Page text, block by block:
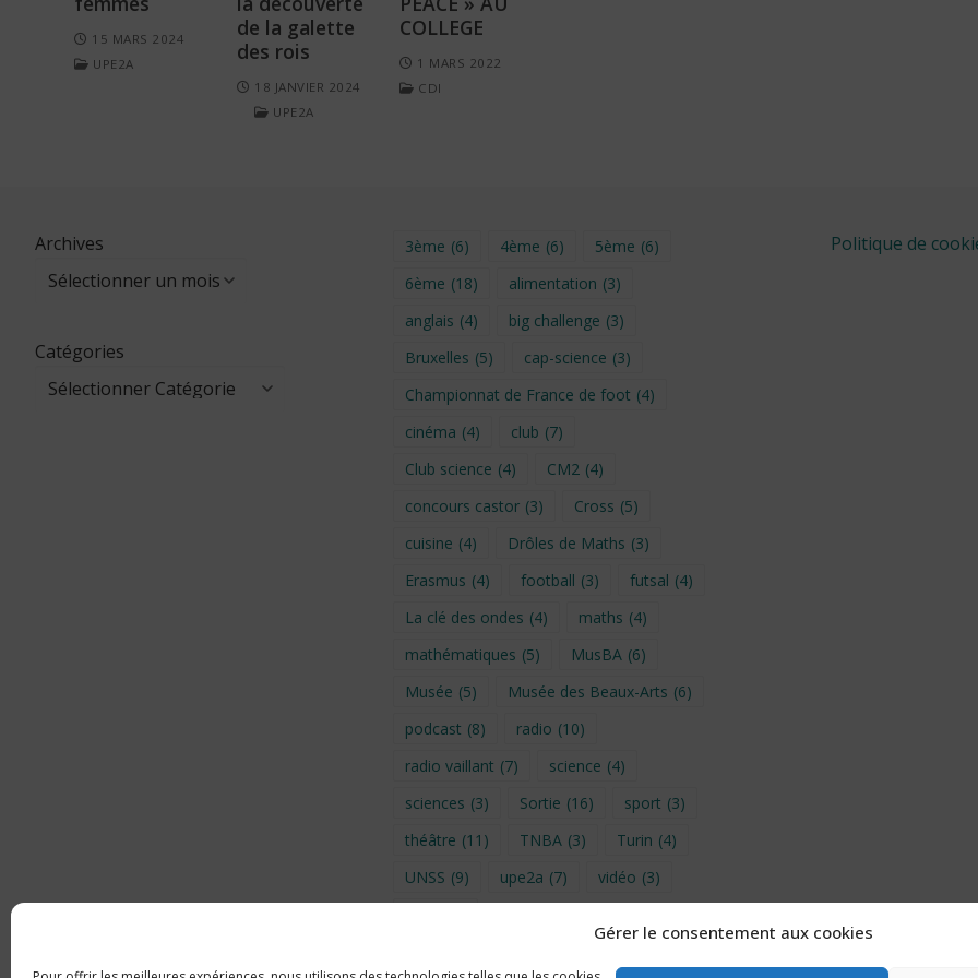
Gérer le consentement aux cookies
15 MARS 2024
UPE2A
de la galette
des rois
18 JANVIER 2024
UPE2A
COLLEGE
1 MARS 2022
CDI
Archives
Catégories
3ème (6) 4ème (6) 5ème (6)
6ème (18) alimentation (3)
anglais (4) big challenge (3)
Bruxelles (5) cap-science (3)
Championnat de France de foot (4)
cinéma (4) club (7)
Club science (4) CM2 (4)
concours castor (3) Cross (5)
cuisine (4) Drôles de Maths (3)
Erasmus (4) football (3) futsal (4)
La clé des ondes (4) maths (4)
mathématiques (5) MusBA (6)
Musée (5) Musée des Beaux-Arts (6)
podcast (8) radio (10)
radio vaillant (7) science (4)
sciences (3) Sortie (16) sport (3)
théâtre (11) TNBA (3) Turin (4)
UNSS (9) upe2a (7) vidéo (3)
Politique de